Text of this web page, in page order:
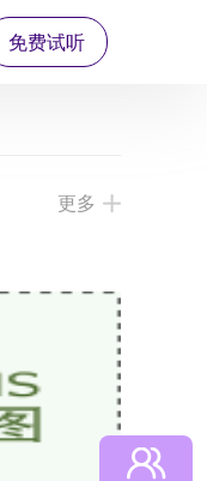
免费试听
更多